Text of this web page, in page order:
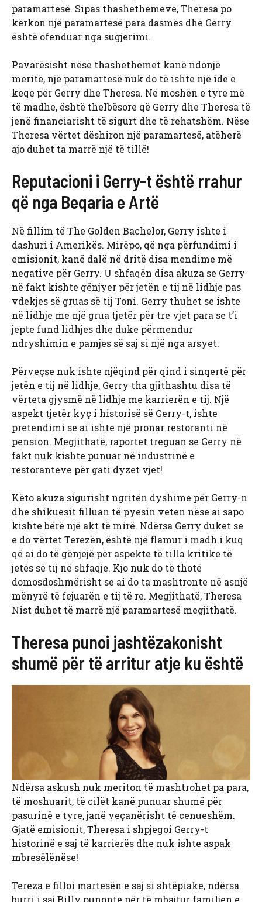
paramartesë. Sipas thashethemeve, Theresa po
kërkon një paramartesë para dasmës dhe Gerry
është ofenduar nga sugjerimi.
Pavarësisht nëse thashethemet kanë ndonjë
meritë, një paramartesë nuk do të ishte një ide e
keqe për Gerry dhe Theresa. Në moshën e tyre më
të madhe, është thelbësore që Gerry dhe Theresa të
jenë financiarisht të sigurt dhe të rehatshëm. Nëse
Theresa vërtet dëshiron një paramartesë, atëherë
ajo duhet ta marrë një të tillë!
Reputacioni i Gerry-t është rrahur
që nga Beqaria e Artë
Në fillim të The Golden Bachelor, Gerry ishte i
dashuri i Amerikës. Mirëpo, që nga përfundimi i
emisionit, kanë dalë në dritë disa mendime më
negative për Gerry. U shfaqën disa akuza se Gerry
në fakt kishte gënjyer për jetën e tij në lidhje pas
vdekjes së gruas së tij Toni. Gerry thuhet se ishte
në lidhje me një grua tjetër për tre vjet para se t’i
jepte fund lidhjes dhe duke përmendur
ndryshimin e pamjes së saj si një nga arsyet.
Përveçse nuk ishte njëqind për qind i sinqertë për
jetën e tij në lidhje, Gerry tha gjithashtu disa të
vërteta gjysmë në lidhje me karrierën e tij. Një
aspekt tjetër kyç i historisë së Gerry-t, ishte
pretendimi se ai ishte një pronar restoranti në
pension. Megjithatë, raportet treguan se Gerry në
fakt nuk kishte punuar në industrinë e
restoranteve për gati dyzet vjet!
Këto akuza sigurisht ngritën dyshime për Gerry-n
dhe shikuesit filluan të pyesin veten nëse ai sapo
kishte bërë një akt të mirë. Ndërsa Gerry duket se
e do vërtet Terezën, është një flamur i madh i kuq
që ai do të gënjejë për aspekte të tilla kritike të
jetës së tij në shfaqje. Kjo nuk do të thotë
domosdoshmërisht se ai do ta mashtronte në asnjë
mënyrë të fejuarën e tij të re. Megjithatë, Theresa
Nist duhet të marrë një paramartesë megjithatë.
Theresa punoi jashtëzakonisht
shumë për të arritur atje ku është
Ndërsa askush nuk meriton të mashtrohet pa para,
të moshuarit, të cilët kanë punuar shumë për
pasurinë e tyre, janë veçanërisht të cenueshëm.
Gjatë emisionit, Theresa i shpjegoi Gerry-t
historinë e saj të karrierës dhe nuk ishte aspak
mbresëlënëse!
Tereza e filloi martesën e saj si shtëpiake, ndërsa
burri i saj Billy punonte për të mbajtur familjen e